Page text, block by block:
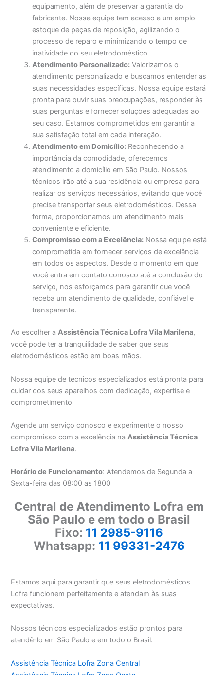
equipamento, além de preservar a garantia do
fabricante. Nossa equipe tem acesso a um amplo
estoque de peças de reposição, agilizando o
processo de reparo e minimizando o tempo de
inatividade do seu eletrodoméstico.
Atendimento Personalizado: Valorizamos o
atendimento personalizado e buscamos entender as
suas necessidades específicas. Nossa equipe estará
pronta para ouvir suas preocupações, responder às
suas perguntas e fornecer soluções adequadas ao
seu caso. Estamos comprometidos em garantir a
sua satisfação total em cada interação.
Atendimento em Domicílio: Reconhecendo a
importância da comodidade, oferecemos
atendimento a domicílio em São Paulo. Nossos
técnicos irão até a sua residência ou empresa para
realizar os serviços necessários, evitando que você
precise transportar seus eletrodomésticos. Dessa
forma, proporcionamos um atendimento mais
conveniente e eficiente.
Compromisso com a Excelência: Nossa equipe está
comprometida em fornecer serviços de excelência
em todos os aspectos. Desde o momento em que
você entra em contato conosco até a conclusão do
serviço, nos esforçamos para garantir que você
receba um atendimento de qualidade, confiável e
transparente.
Ao escolher aAssistência Técnica Lofra Vila Marilena,
você pode ter a tranquilidade de saber que seus
eletrodomésticos estão em boas mãos.
Nossa equipe de técnicos especializados está pronta para
cuidar dos seus aparelhos com dedicação, expertise e
comprometimento.
Agende um serviço conosco e experimente o nosso
compromisso com a excelência naAssistência Técnica
Lofra Vila Marilena.
Horário de Funcionamento: Atendemos de Segunda a
Sexta-feira das 08:00 as 1800
Central de Atendimento Lofra em
São Paulo e em todo o Brasil
Fixo: 11 2985-9116
Whatsapp: 11 99331-2476
Estamos aqui para garantir que seus eletrodomésticos
Lofra funcionem perfeitamente e atendam às suas
expectativas.
Nossos técnicos especializados estão prontos para
atendê-lo em São Paulo e em todo o Brasil.
Assistência Técnica Lofra Zona Central